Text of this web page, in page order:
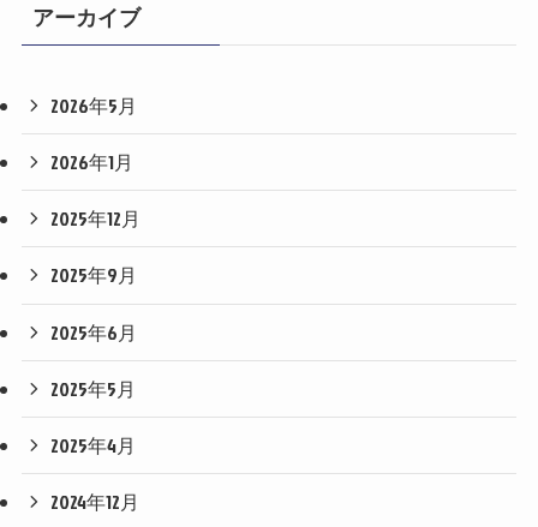
アーカイブ
2026年5月
2026年1月
2025年12月
2025年9月
2025年6月
2025年5月
2025年4月
2024年12月